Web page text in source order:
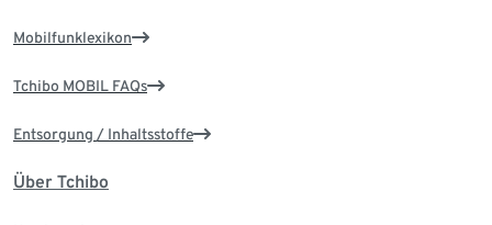
Mobilfunklexikon
Tchibo MOBIL FAQs
Entsorgung / Inhaltsstoffe
Über Tchibo